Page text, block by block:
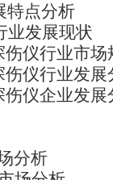
特点分析
业发展现状
仪行业市场
仪行业发展
仪企业发展
分析